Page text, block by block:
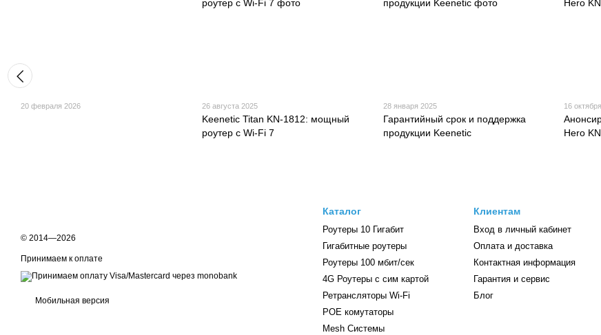
20 февраля 2026 26 августа 2025
Keenetic Titan KN-1812: мощный
роутер с Wi-Fi 7
28 января 2025
Гарантийный срок и поддержка
продукции Keenetic
16
Hero
© 2014—2026
Принимаем к оплате
Мобильная версия
Каталог
Роутеры 10 Гигабит
Гигабитные роутеры
Роутеры 100 мбит/сек
4G Роутеры с сим картой
Ретрансляторы Wi-Fі
POE комутаторы
Mesh Системы
Клиентам
Вход в личный кабинет
Оплата и доставка
Контактная информация
Гарантия и сервис
Блог